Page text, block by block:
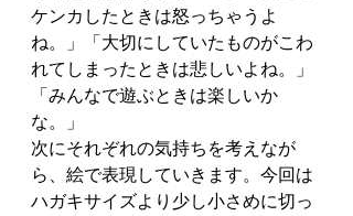
ケンカしたときは怒っちゃうよ
ね。」「大切にしていたものがこわ
れてしまったときは悲しいよね。」
「みんなで遊ぶときは楽しいか
な。」
次にそれぞれの気持ちを考えなが
ら、絵で表現していきます。今回は
ハガキサイズより少し小さめに切っ